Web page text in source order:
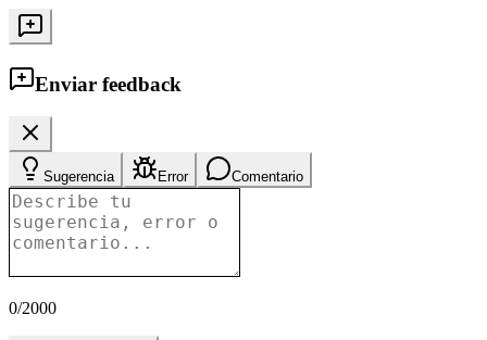
Enviar feedback
Sugerencia Error Comentario
0/2000